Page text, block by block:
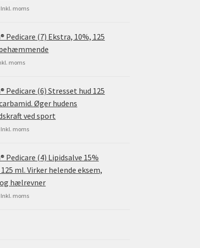
Inkl. moms
Pedicare (7) Ekstra, 10%, 125
moms
Pedicare (6) Stresset hud 125
Øger hudens
ved sport
Inkl. moms
Pedicare (4) Lipidsalve 15%
ml. Virker helende eksem,
hælrevner
Inkl. moms